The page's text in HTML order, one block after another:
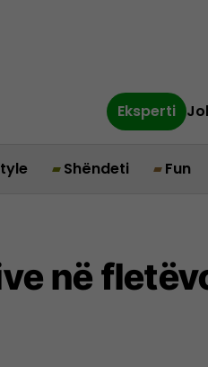
Eksperti
Shëndeti Fun
në